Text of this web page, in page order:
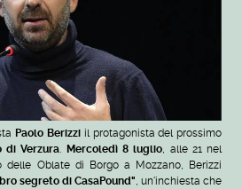
Paolo Berizzi il protagonista del prossimo
di Verzura. Mercoledì 8 luglio, alle 21 nel
delle Oblate di Borgo a Mozzano, Berizzi
segreto di CasaPound", un'inchiesta che